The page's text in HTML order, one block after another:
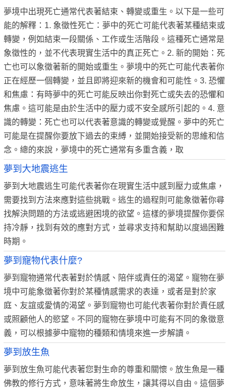
夢境中出現死亡通常代表著結束、轉變或重生。以下是一些可
能的解釋：1. 象徵性死亡：夢中的死亡可能代表著某種結束或
轉變，例如結束一段關係、工作或生活階段。這種死亡通常是
象徵性的，並不代表現實生活中的真正死亡。2. 新的開始：死
亡也可以象徵著新的開始或重生。夢境中的死亡可能代表著你
正在經歷一個轉變，並且即將迎來新的機會和可能性。3. 恐懼
和焦慮：有時夢中的死亡可能反映出你對死亡或失去的恐懼和
焦慮。這可能是由於生活中的壓力或不安全感所引起的。4. 意
識的轉變：死亡也可以代表著意識的轉變或覺醒。夢中的死亡
可能是在提醒你要放下過去的束縛，並開始接受新的思維和信
念。總的來說，夢境中的死亡通常有多重含義，取
夢到大地震逃生
夢到大地震逃生可能代表著你在現實生活中感到壓力或焦慮，
需要找到方法來應對這些挑戰。逃生的過程則可能象徵著你尋
找解決問題的方法或逃避困境的欲望。這樣的夢境提醒你要保
持冷靜，找到有效的應對方式，並尋求支持和幫助以度過困難
時期。
夢到寵物代表什麼?
夢到寵物通常代表著對於情感、陪伴或責任的渴望。寵物在夢
境中可能象徵著你對於某種情感需求的表達，或者是對於家
庭、友誼或愛情的渴望。夢到寵物也可能代表著你對於責任感
或照顧他人的慾望。不同的寵物在夢境中可能有不同的象徵意
義，可以根據夢中寵物的種類和情境來進一步解讀。
夢到放生魚
夢到放生魚可能代表著您對生命的尊重和關懷。放生魚是一種
佛教的修行方式，意味著將生命放生，讓其得以自由。這個夢